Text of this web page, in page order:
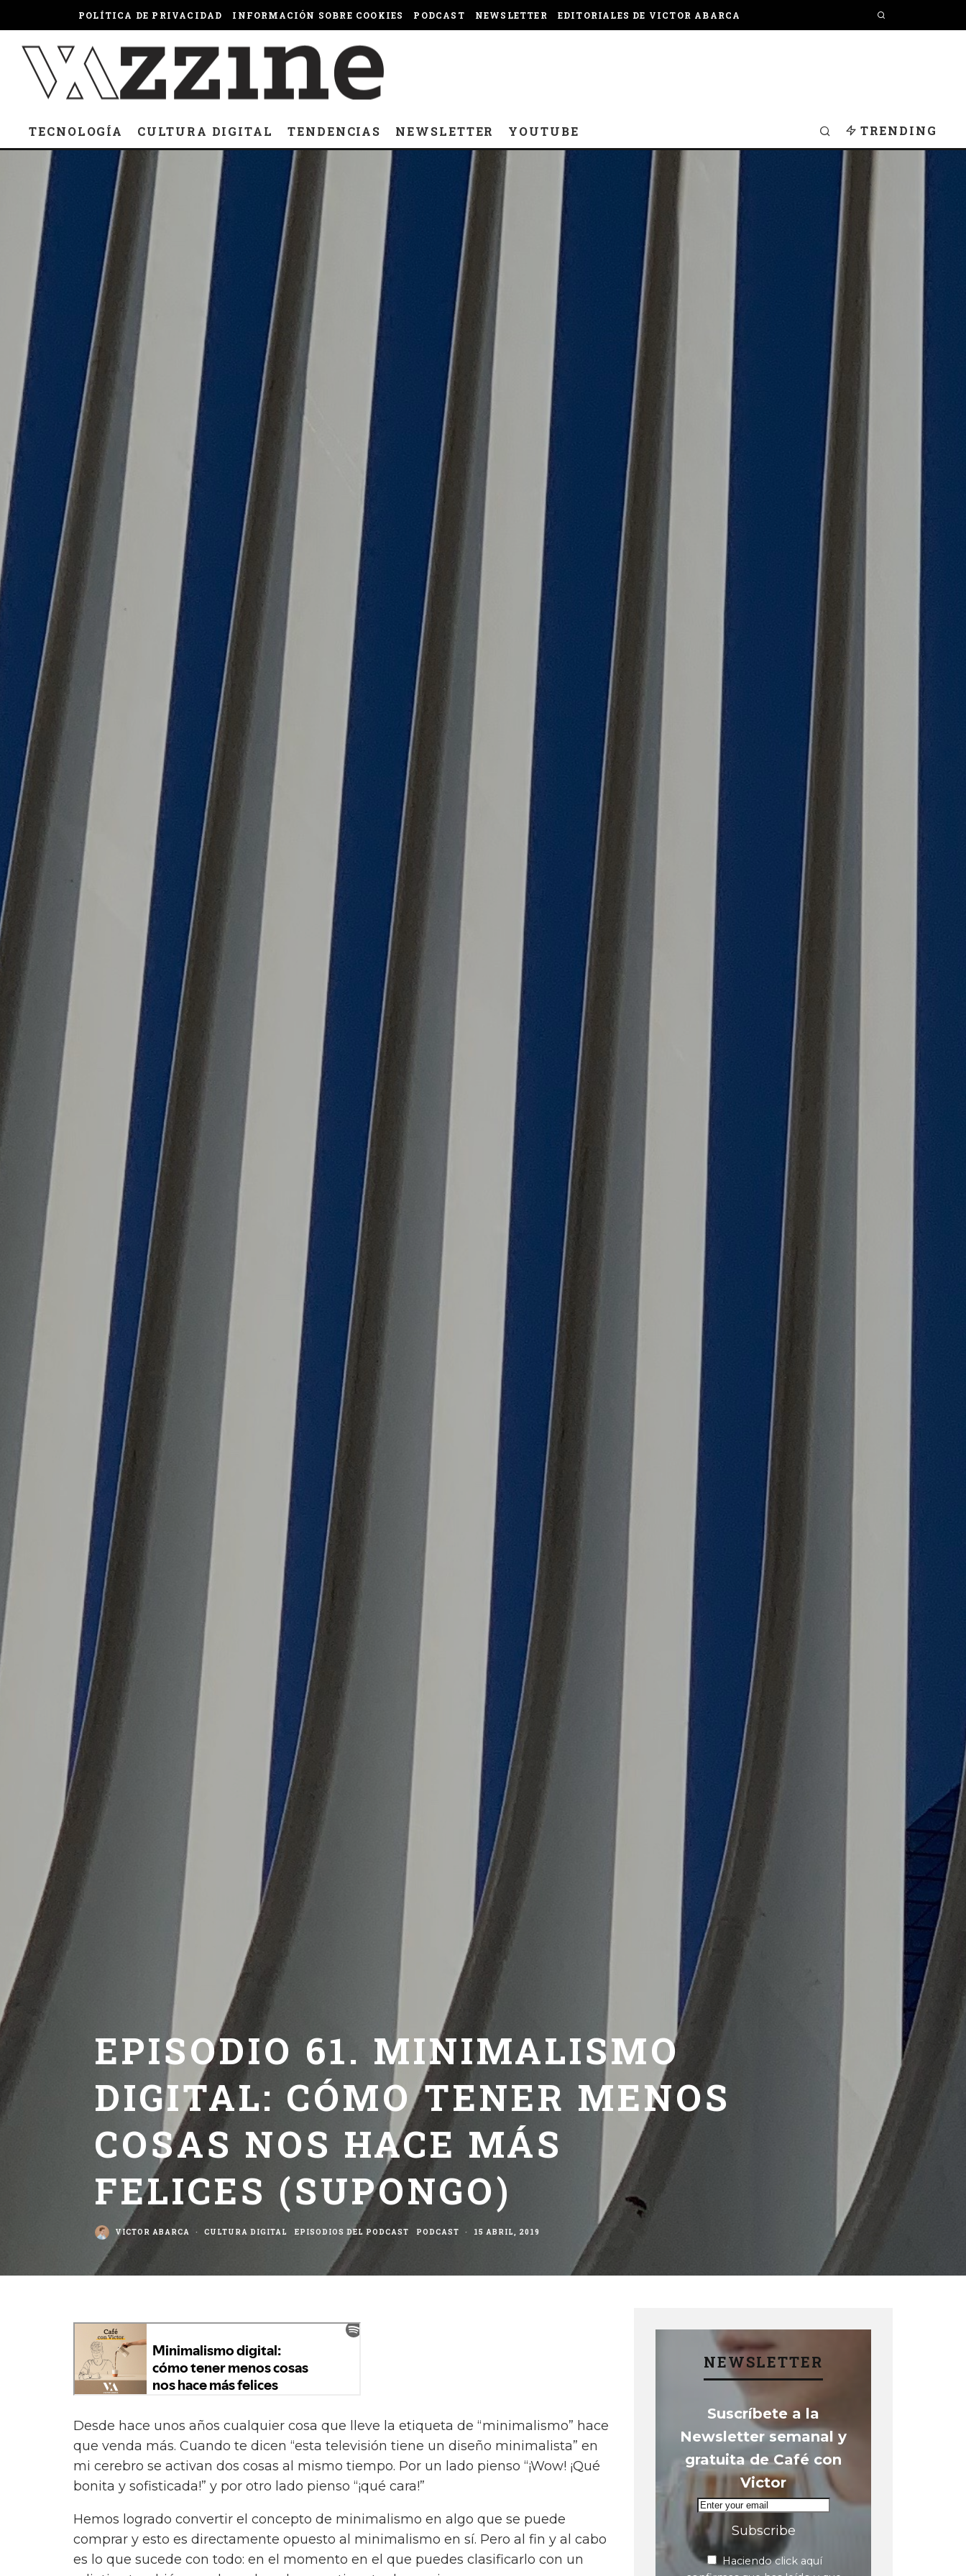
POLÍTICA DE PRIVACIDAD INFORMACIÓN SOBRE COOKIES PODCAST NEWSLETTER EDITORIALES DE VICTOR ABARCA
TECNOLOGÍA CULTURA DIGITAL TENDENCIAS NEWSLETTER YOUTUBE TRENDING
EPISODIO 61. MINIMALISMO
DIGITAL: CÓMO TENER MENOS
COSAS NOS HACE MÁS
FELICES (SUPONGO)
VICTOR ABARCA · CULTURA DIGITAL EPISODIOS DEL PODCAST PODCAST · 15 ABRIL, 2019
Desde hace unos años cualquier cosa que lleve la etiqueta de “minimalismo” hace
que venda más. Cuando te dicen “esta televisión tiene un diseño minimalista” en
mi cerebro se activan dos cosas al mismo tiempo. Por un lado pienso “¡Wow! ¡Qué
bonita y sofisticada!” y por otro lado pienso “¡qué cara!”
Hemos logrado convertir el concepto de minimalismo en algo que se puede
comprar y esto es directamente opuesto al minimalismo en sí. Pero al fin y al cabo
es lo que sucede con todo: en el momento en el que puedes clasificarlo con un
NEWSLETTER
Suscríbete a la
Newsletter semanal y
gratuita de Café con
Victor
Subscribe
Haciendo click aquí